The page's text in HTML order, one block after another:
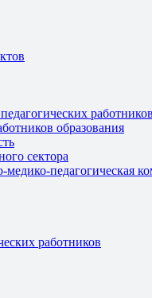
работников
образования
сектора
медико-педагогическая
работников